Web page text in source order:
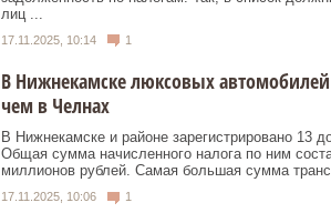
лиц ...
17.11.2025, 10:14 1
В Нижнекамске люксовых
чем в Челнах
В Нижнекамске и районе зарегистрировано 13
Общая сумма начисленного налога по ним
миллионов рублей. Самая большая сумма
17.11.2025, 10:06 1